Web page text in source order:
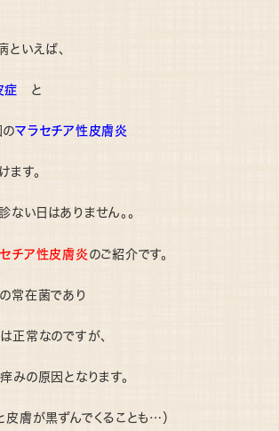
といえば、
症 と
のマラセチア性皮膚炎
ます。
ない日はありません。。
チア性皮膚炎のご紹介です。
常在菌であり
正常なのですが、
みの原因となります。
皮膚が黒ずんでくることも…）